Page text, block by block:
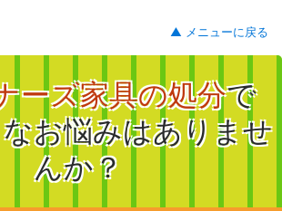
▲ メニューに戻る
ーズ家具の処分で
お悩みはありませ
んか？